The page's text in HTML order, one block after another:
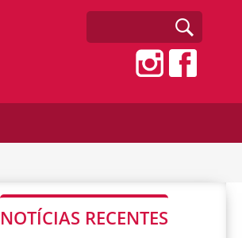
NOTÍCIAS RECENTES